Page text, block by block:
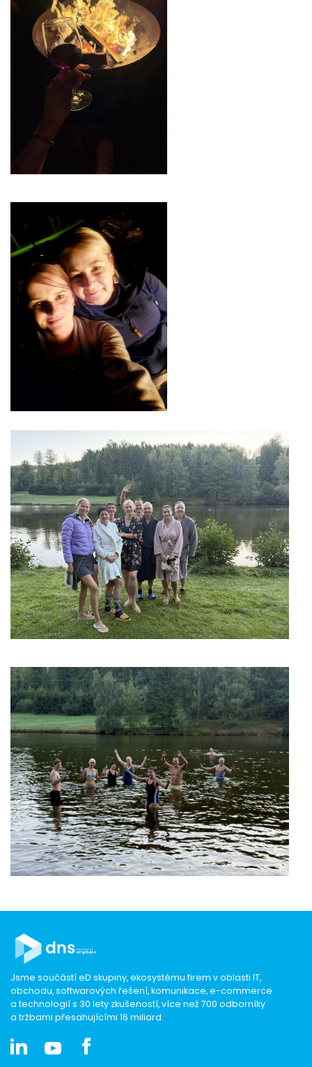
Jsme součástí eD skupiny, ekosystému firem v oblasti IT,
obchodu, softwarových řešení, komunikace, e-commerce
a technologií s 30 lety zkušeností, více než 700 odborníky
a tržbami přesahujícími 16 miliard.